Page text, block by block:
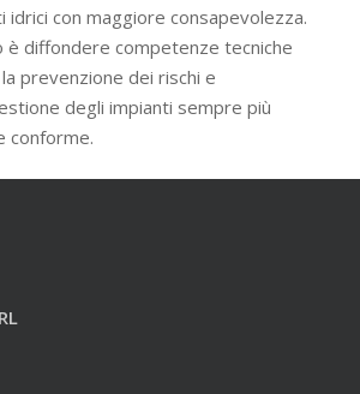
idrici con maggiore consapevolezza.
diffondere competenze tecniche
prevenzione dei rischi e
degli impianti sempre più
conforme.